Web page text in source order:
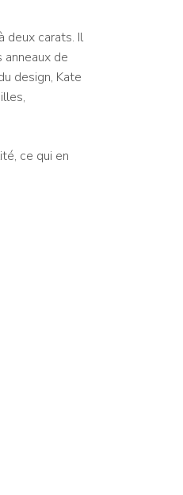
deux carats. Il
de
design, Kate
ce qui en